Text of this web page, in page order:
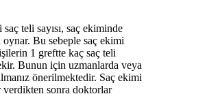
teli sayısı, saç ekiminde
Bu sebeple saç ekimi
1 greftte kaç saç teli
Bunun için uzmanlarda veya
önerilmektedir. Saç ekimi
verdikten sonra doktorlar